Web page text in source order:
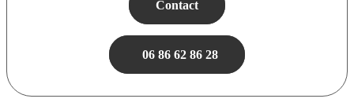
Contact
06 86 62 86 28